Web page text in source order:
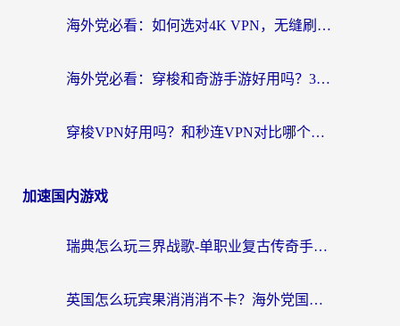
海外党必看：如何选对4K VPN，无缝刷国内剧听网易云？
海外党必看：穿梭和奇游手游好用吗？3步选对回国加速器，流畅看CCTV5海外直播
穿梭VPN好用吗？和秒连VPN对比哪个回国效果更好？海外党亲测实用指南
加速国内游戏
瑞典怎么玩三界战歌-单职业复古传奇手游？海外党国服游戏加速终极指南
英国怎么玩宾果消消消不卡？海外党国服游戏加速终极攻略（附守望第九大陆解决办法）